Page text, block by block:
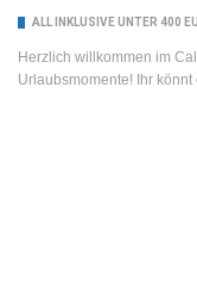
ALL INKLUSIVE UNTER 400
Herzlich willkommen im
Urlaubsmomente! Ihr könnt